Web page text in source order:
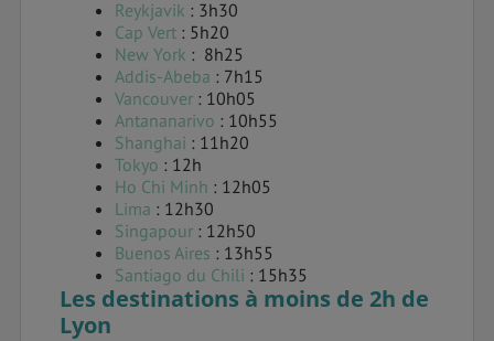
Reykjavik : 3h30
Cap Vert : 5h20
New York : 8h25
Addis-Abeba : 7h15
Vancouver : 10h05
Antananarivo : 10h55
Shanghai : 11h20
Tokyo : 12h
Ho Chi Minh : 12h05
Lima : 12h30
Singapour : 12h50
Buenos Aires : 13h55
Santiago du Chili : 15h35
Les destinations à moins de 2h de
Lyon